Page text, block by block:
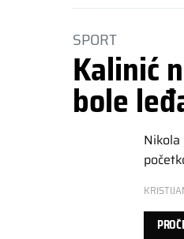
SPORT
Kalinić
bole